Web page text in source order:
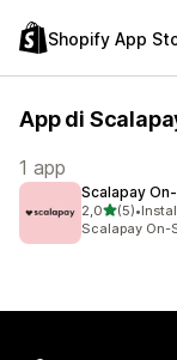
Shopify App
App di
1 app
Scalapay
2,0stelle su 5
(5)
5 recensioni
•
Scalapay On-